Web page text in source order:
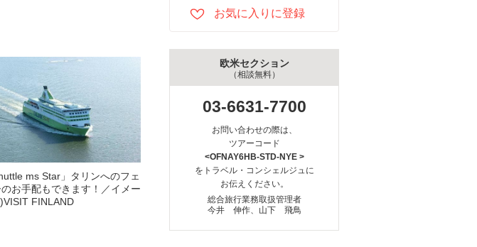
ms Star」タリンへのフェ
のお手配もできます！／イメー
FINLAND
欧米セクション
（相談無料）
03-6631-7700
お問い合わせの際は、
ツアーコード
<OFNAY6HB-STD-NYE >
をトラベル・コンシェルジュに
お伝えください。
総合旅行業務取扱管理者
今井 伸作、山下 飛鳥